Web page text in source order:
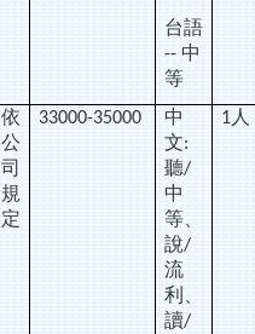
台語
-- 中
等
依
公
司
規
定
33000-35000
中
文:
聽/
中
等、
說/
流
利、
讀/
1 人